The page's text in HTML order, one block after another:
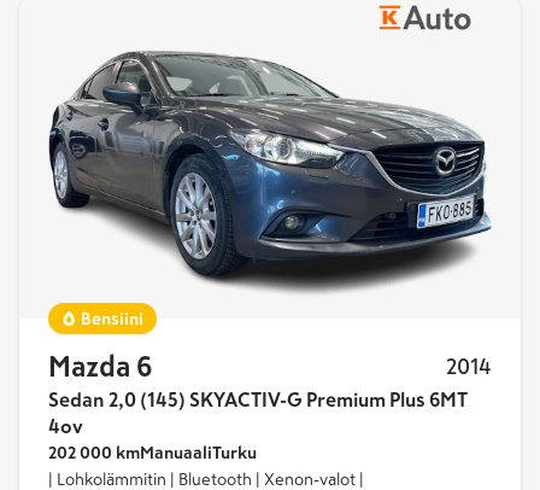
Bensiini
Mazda 6 2014
Sedan 2,0 (145) SKYACTIV-G Premium Plus 6MT
4ov
202 000 km ManuaaliTurku
| Lohkolämmitin | Bluetooth | Xenon-valot |